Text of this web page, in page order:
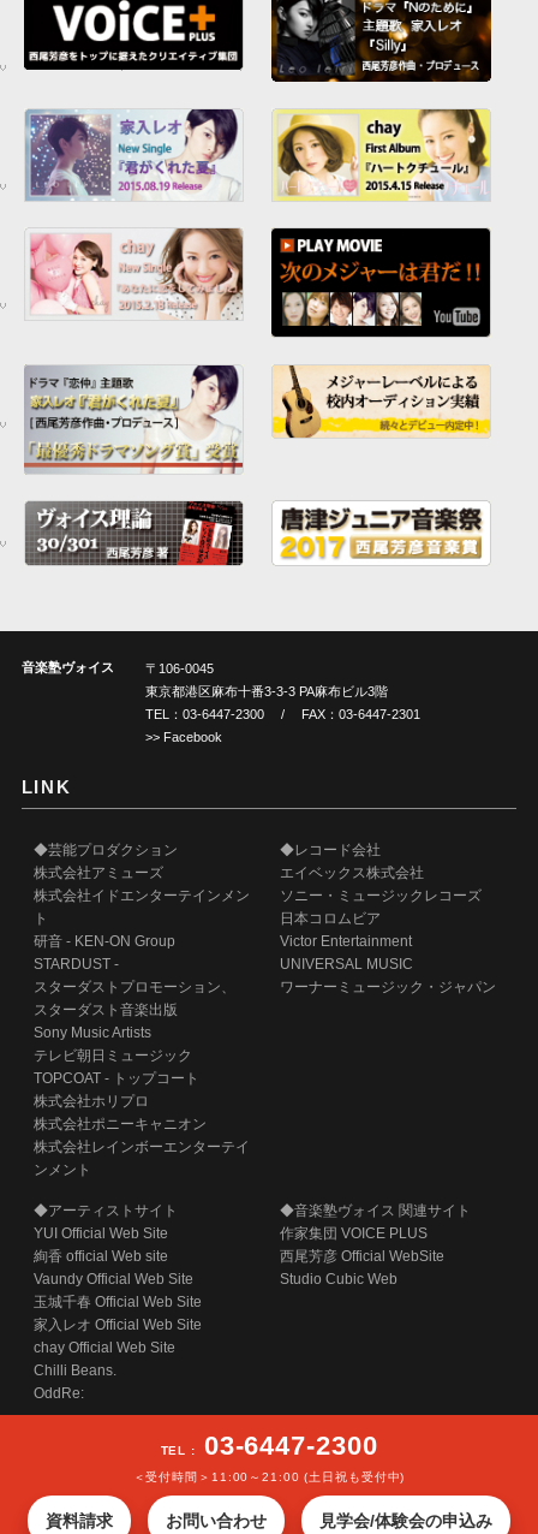
音楽塾ヴォイス
〒106-0045
東京都港区麻布十番3-3-3 PA麻布ビル3階
TEL： 03-6447-2300/ FAX：03-6447-2301
>> Facebook
LINK
◆芸能プロダクション
株式会社アミューズ
株式会社イドエンターテインメン
ト
研音 - KEN-ON Group
STARDUST -
スターダストプロモーション、
スターダスト音楽出版
Sony Music Artists
テレビ朝日ミュージック
TOPCOAT - トップコート
株式会社ホリプロ
株式会社ポニーキャニオン
株式会社レインボーエンターテイ
ンメント
◆レコード会社
エイベックス株式会社
ソニー・ミュージックレコーズ
日本コロムビア
Victor Entertainment
UNIVERSAL MUSIC
ワーナーミュージック・ジャパン
◆アーティストサイト
YUI Official Web Site
絢香 official Web site
Vaundy Official Web Site
玉城千春 Official Web Site
家入レオ Official Web Site
chay Official Web Site
Chilli Beans.
OddRe:
◆音楽塾ヴォイス 関連サイト
作家集団 VOICE PLUS
西尾芳彦 Official WebSite
Studio Cubic Web
COPYRIGHT (C) SECOND STAGE INC. ALL RIGHTS RESERVED.
TEL : 03-6447-2300
＜受付時間＞11:00～21:00 (土日祝も受付中)
資料請求 お問い合わせ 見学会/体験会の申込み